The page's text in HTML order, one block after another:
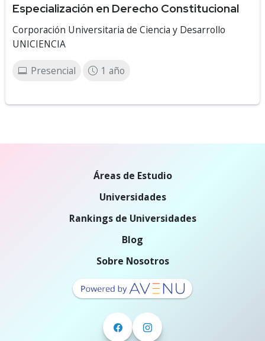
Especialización en Derecho Constitucional
Corporación Universitaria de Ciencia y Desarrollo
UNICIENCIA
Presencial 1 año
Áreas de Estudio
Universidades
Rankings de Universidades
Blog
Sobre Nosotros